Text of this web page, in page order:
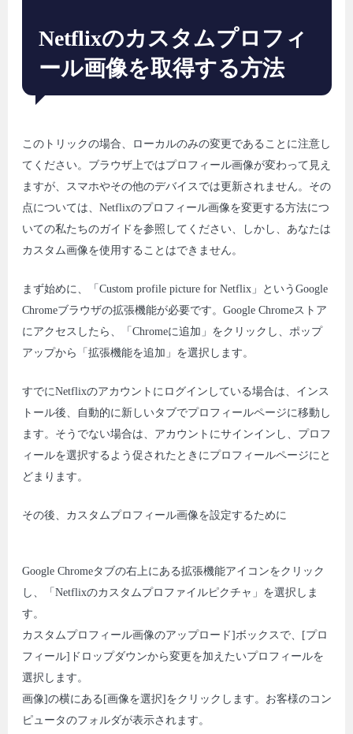
Netflixのカスタムプロフィ
ール画像を取得する方法
このトリックの場合、ローカルのみの変更であることに注意し
てください。ブラウザ上ではプロフィール画像が変わって見え
ますが、スマホやその他のデバイスでは更新されません。その
点については、Netflixのプロフィール画像を変更する方法につ
いての私たちのガイドを参照してください、しかし、あなたは
カスタム画像を使用することはできません。
まず始めに、「Custom profile picture for Netflix」というGoogle
Chromeブラウザの拡張機能が必要です。Google Chromeストア
にアクセスしたら、「Chromeに追加」をクリックし、ポップ
アップから「拡張機能を追加」を選択します。
すでにNetflixのアカウントにログインしている場合は、インス
トール後、自動的に新しいタブでプロフィールページに移動し
ます。そうでない場合は、アカウントにサインインし、プロフ
ィールを選択するよう促されたときにプロフィールページにと
どまります。
その後、カスタムプロフィール画像を設定するために
Google Chromeタブの右上にある拡張機能アイコンをクリック
し、「Netflixのカスタムプロファイルピクチャ」を選択しま
す。
カスタムプロフィール画像のアップロード]ボックスで、[プロ
フィール]ドロップダウンから変更を加えたいプロフィールを
選択します。
画像]の横にある[画像を選択]をクリックします。お客様のコン
ピュータのフォルダが表示されます。